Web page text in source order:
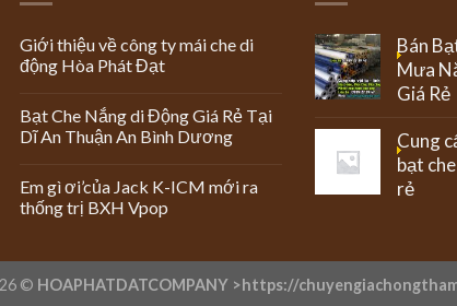
Giới thiệu về công ty mái che di
động Hòa Phát Đạt
Bạt Che Nắng di Động Giá Rẻ Tại
Dĩ An Thuận An Bình Dương
Em gì ơi’của Jack K-ICM mới ra
thống trị BXH Vpop
Bán
Mưa
Giá Rẻ
Cung
bạt
rẻ
© HOAPHATDATCOMPANY >https://